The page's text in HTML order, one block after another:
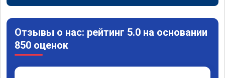
Отзывы о нас: рейтинг 5.0 на основании
850 оценок